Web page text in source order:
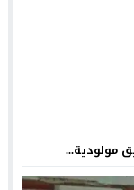
مولودية...